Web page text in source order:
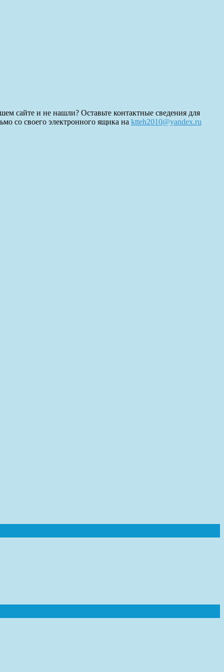
сайте и не нашли? Оставьте контактные сведения для
со своего электронного ящика на ktteh2010@yandex.ru